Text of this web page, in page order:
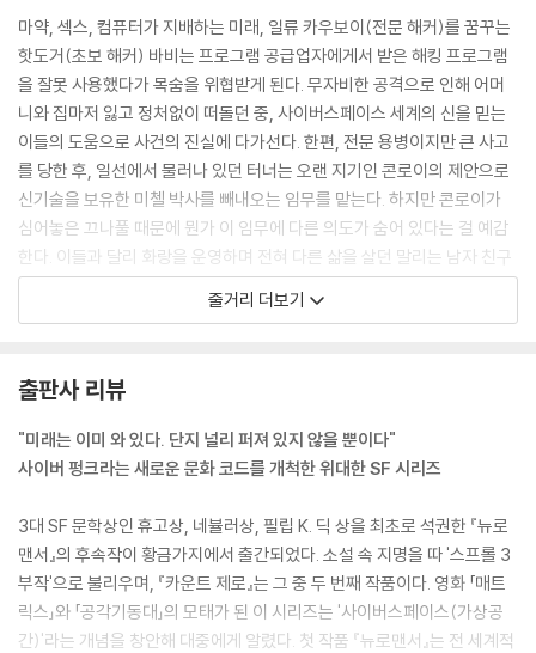
마약, 섹스, 컴퓨터가 지배하는 미래, 일류 카우보이(전문 해커)를 꿈꾸는
핫도거(초보 해커) 바비는 프로그램 공급업자에게서 받은 해킹 프로그램
을 잘못 사용했다가 목숨을 위협받게 된다. 무자비한 공격으로 인해 어머
니와 집마저 잃고 정처없이 떠돌던 중, 사이버스페이스 세계의 신을 믿는
이들의 도움으로 사건의 진실에 다가선다. 한편, 전문 용병이지만 큰 사고
를 당한 후, 일선에서 물러나 있던 터너는 오랜 지기인 콘로이의 제안으로
신기술을 보유한 미첼 박사를 빼내오는 임무를 맡는다. 하지만 콘로이가
심어놓은 끄나풀 때문에 뭔가 이 임무에 다른 의도가 숨어 있다는 걸 예감
한다. 이들과 달리 화랑을 운영하며 전혀 다른 삶을 살던 말리는 남자 친구
가 가져다 준 가짜 작품이 화근이 되어 일자리를 잃고 만다. 상심하던 그녀
에게 세계적인 재력가인 비렉이 놀라운 제안을 하며 운명을 뒤바꾼다. 그
줄거리 더보기
출판사 리뷰
"미래는 이미 와 있다. 단지 널리 퍼져 있지 않을 뿐이다"
사이버 펑크라는 새로운 문화 코드를 개척한 위대한 SF 시리즈
3대 SF 문학상인 휴고상, 네뷸러상, 필립 K. 딕 상을 최초로 석권한 『뉴로
맨서』의 후속작이 황금가지에서 출간되었다. 소설 속 지명을 따 '스프롤 3
부작'으로 불리우며, 『카운트 제로』는 그 중 두 번째 작품이다. 영화 「매트
릭스」와 「공각기동대」의 모태가 된 이 시리즈는 '사이버스페이스(가상공
간)'라는 개념을 창안해 대중에게 알렸다. 첫 작품 『뉴로맨서』는 전 세계적